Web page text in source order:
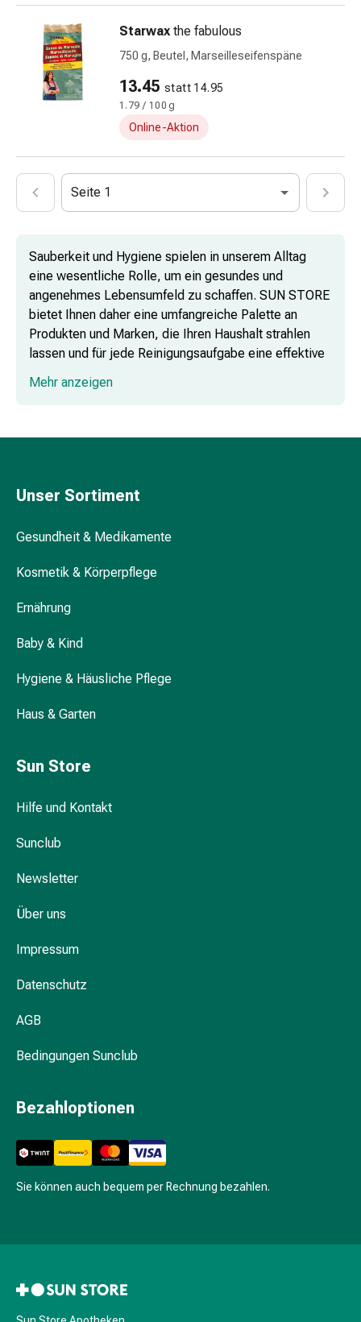
Kariesprophylaxen
Trockener
Mund
Munddesinfektionsmittel
Aphten
Mundbeschwerden
Kopfhautpflege
Nissen
Kosmetik
&
Körperpflege
Gesichtskosmetik
Augenpflege
&
Gesichtspeelings
Tools
Zubehör
&
Gesichtscremes
Haarpflege
&
Shampoos
Schuppen
Haargeräte
Intimpflege
Intimpflegezubehör
für
Starwax the fabulous
750 g, Beutel, Marseilleseifenspäne
13.45 statt 14.95
1.79 / 100 g
Online-Aktion
Seite 1
Sauberkeit und Hygiene spielen in unserem Alltag
eine wesentliche Rolle, um ein gesundes und
angenehmes Lebensumfeld zu schaffen. SUN STORE
bietet Ihnen daher eine umfangreiche Palette an
Produkten und Marken, die Ihren Haushalt strahlen
lassen und für jede Reinigungsaufgabe eine effektive
Lösung bereitstellen.
Mehr anzeigen
Unser Sortiment
Gesundheit & Medikamente
Kosmetik & Körperpflege
Ernährung
Baby & Kind
Hygiene & Häusliche Pflege
Haus & Garten
Sun Store
Hilfe und Kontakt
Sunclub
Newsletter
Über uns
Impressum
Datenschutz
AGB
Bedingungen Sunclub
Bezahloptionen
Sie können auch bequem per Rechnung bezahlen.